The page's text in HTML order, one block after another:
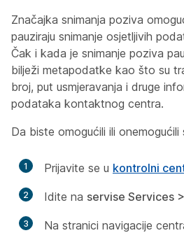
Značajka snimanja poziva
pauziraju snimanje osjetljivih
Čak i kada je snimanje poziva
bilježi metapodatke kao što su
broj, put usmjeravanja i druge
podataka kontaktnog centra.
Da biste omogućili ili onemogućili
1 Prijavite se u kontrolni
2 Idite na servise Services
3
Na stranici navigacije